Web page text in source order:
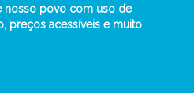
nosso povo com uso de
preços acessíveis e muito